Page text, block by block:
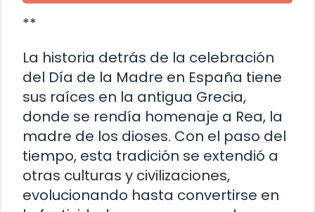
**
La historia detrás de la celebración
del Día de la Madre en España tiene
sus raíces en la antigua Grecia,
donde se rendía homenaje a Rea, la
madre de los dioses. Con el paso del
tiempo, esta tradición se extendió a
otras culturas y civilizaciones,
evolucionando hasta convertirse en